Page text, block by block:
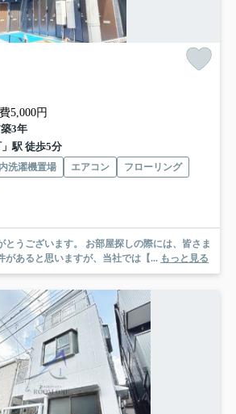
5,000円
3年
駅 徒歩5分
洗濯機置場 エアコン
フローリング
お部屋探しの際には、皆さま
があると思いますが、当社では【... もっと見る